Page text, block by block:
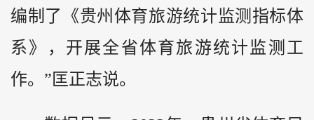
编制了《贵州体育旅游统计监测指标体
系》，开展全省体育旅游统计监测工
作。”匡正志说。